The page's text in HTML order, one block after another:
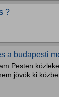
?
a budapesti
Pesten
jövök ki